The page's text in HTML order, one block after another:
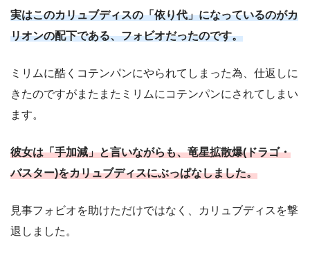
実はこのカリュブディスの「依り代」になっているのがカ
リオンの配下である、フォビオだったのです。
ミリムに酷くコテンパンにやられてしまった為、仕返しに
きたのですがまたまたミリムにコテンパンにされてしまい
ます。
彼女は「手加減」と言いながらも、竜星拡散爆(ドラゴ・
バスター)をカリュブディスにぶっぱなしました。
見事フォビオを助けただけではなく、カリュブディスを撃
退しました。